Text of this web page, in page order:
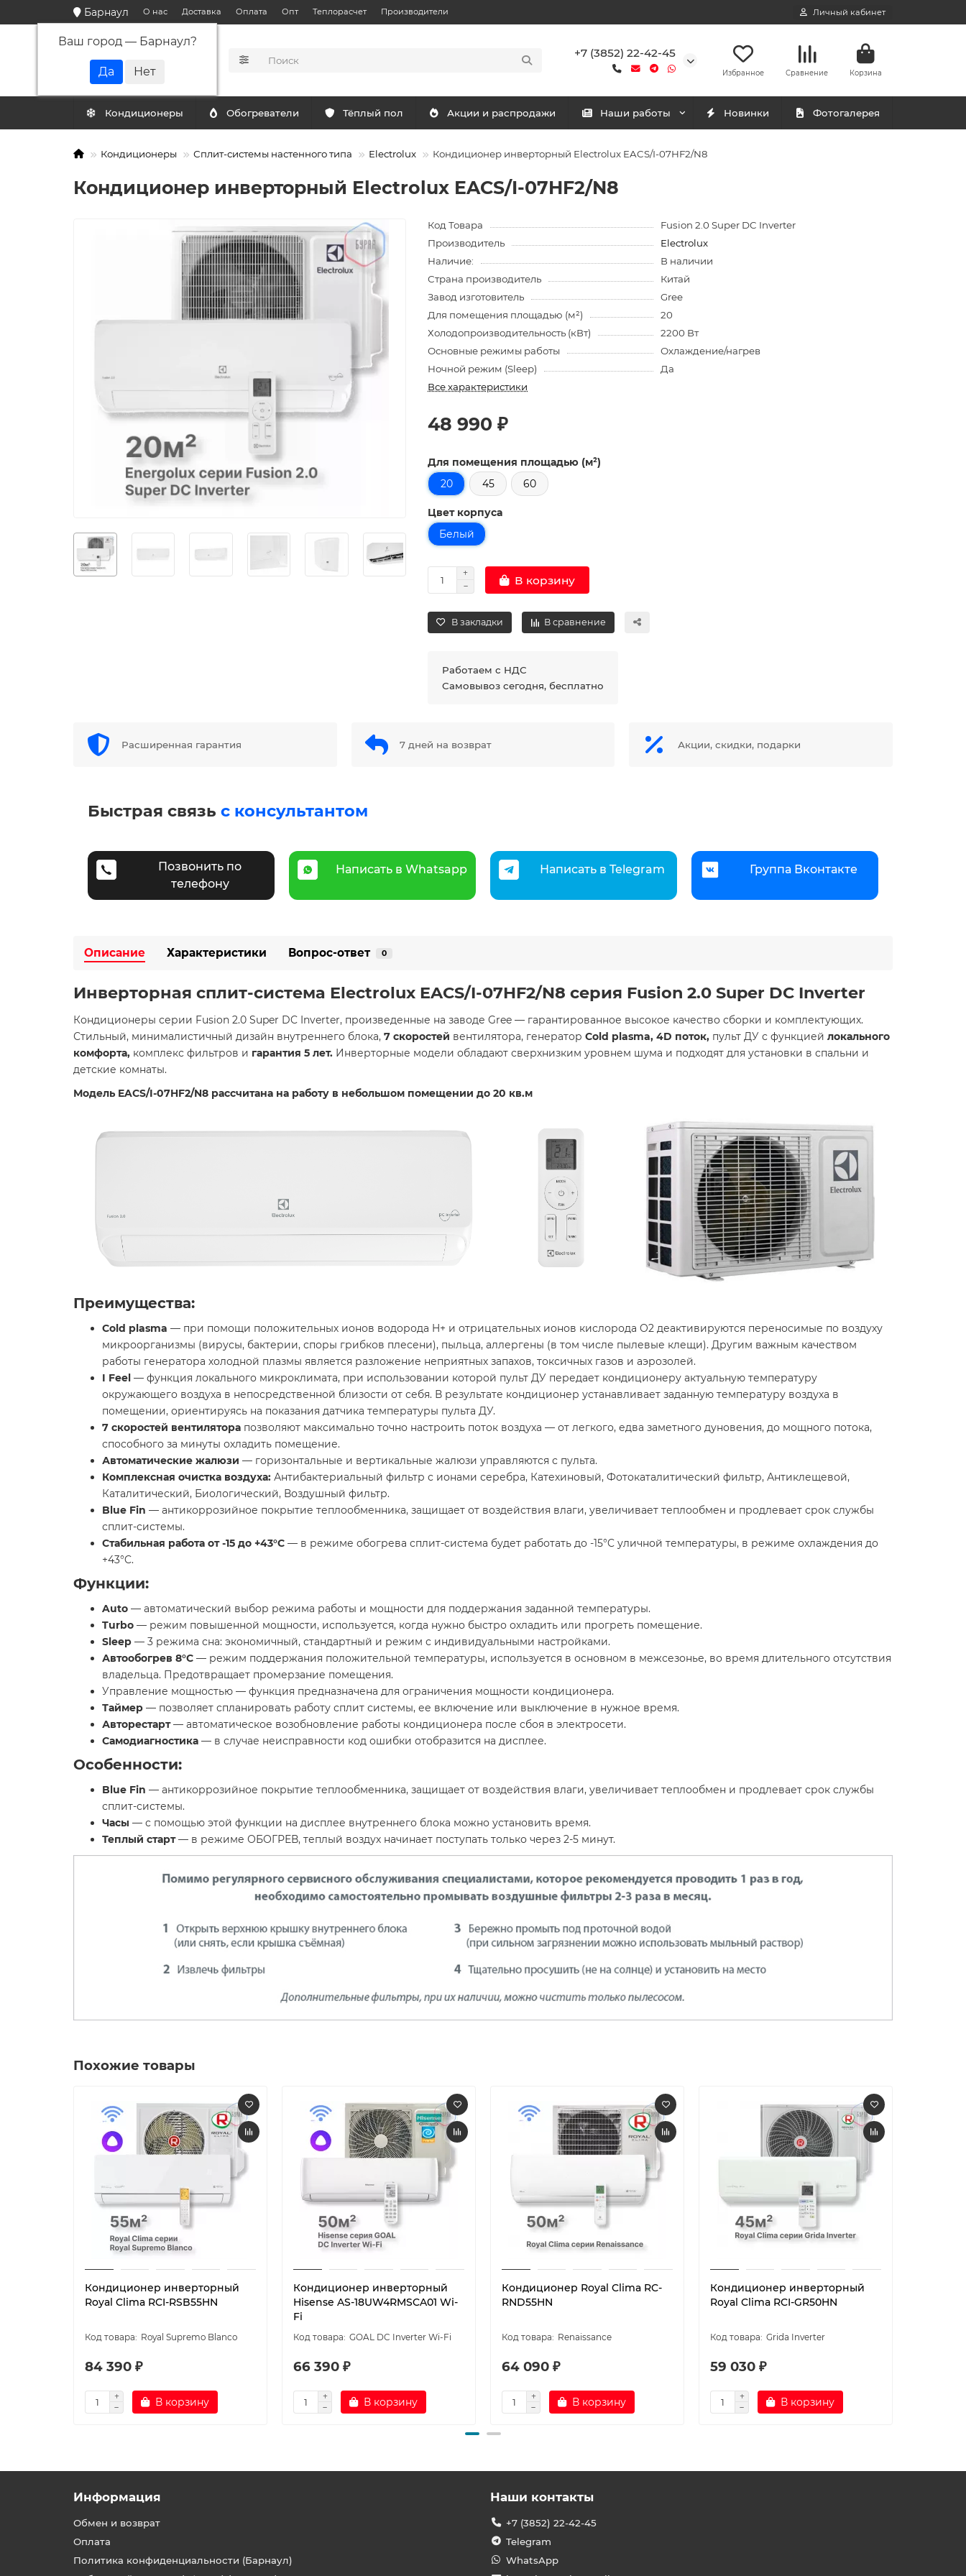
Барнаул
Ваш город — Барнаул?
О нас Доставка Оплата Опт Теплорасчет Производители Личный кабинет
+7 (3852) 22-42-45
Избранное Сравнение Корзина
Кондиционеры Обогреватели Тёплый пол Акции и распродажи Наши работы Новинки Фотогалерея
Кондиционеры Сплит-системы настенного типа Electrolux Кондиционер инверторный Electrolux EACS/I-07HF2/N8
Кондиционер инверторный Electrolux EACS/I-07HF2/N8
Код Товара
Fusion 2.0 Super DC Inverter
Производитель
Electrolux
Наличие:
В наличии
Страна производитель
Китай
Завод изготовитель
Gree
Для помещения площадью (м²)
20
Холодопроизводительность (кВт)
2200 Вт
Основные режимы работы
Охлаждение/нагрев
Ночной режим (Sleep)
Да
Все характеристики
48 990 ₽
Для помещения площадью (м²)
20
45 60
Цвет корпуса
Белый
В корзину
В закладки В сравнение
Работаем с НДС
Самовывоз сегодня, бесплатно
Расширенная гарантия 7 дней на возврат Акции, скидки, подарки
Быстрая связь с консультантом
Позвонить по
телефону
Написать в Whatsapp Написать в Telegram Группа Вконтакте
Описание Характеристики Вопрос-ответ 0
Инверторная сплит-система Electrolux EACS/I-07HF2/N8 серия Fusion 2.0 Super DC Inverter
Кондиционеры серии Fusion 2.0 Super DC Inverter, произведенные на заводе Gree — гарантированное высокое качество сборки и комплектующих.
Стильный, минималистичный дизайн внутреннего блока, 7 скоростей вентилятора, генератор Cold plasma, 4D поток, пульт ДУ с функцией локального
комфорта, комплекс фильтров и гарантия 5 лет. Инверторные модели обладают сверхнизким уровнем шума и подходят для установки в спальни и
детские комнаты.
Модель EACS/I-07HF2/N8 рассчитана на работу в небольшом помещении до 20 кв.м
Преимущества:
Cold plasma — при помощи положительных ионов водорода H+ и отрицательных ионов кислорода O2 деактивируются переносимые по воздуху
микроорганизмы (вирусы, бактерии, споры грибков плесени), пыльца, аллергены (в том числе пылевые клещи). Другим важным качеством
работы генератора холодной плазмы является разложение неприятных запахов, токсичных газов и аэрозолей.
I Feel — функция локального микроклимата, при использовании которой пульт ДУ передает кондиционеру актуальную температуру
окружающего воздуха в непосредственной близости от себя. В результате кондиционер устанавливает заданную температуру воздуха в
помещении, ориентируясь на показания датчика температуры пульта ДУ.
7 скоростей вентилятора позволяют максимально точно настроить поток воздуха — от легкого, едва заметного дуновения, до мощного потока,
способного за минуты охладить помещение.
Автоматические жалюзи — горизонтальные и вертикальные жалюзи управляются с пульта.
Комплексная очистка воздуха: Антибактериальный фильтр с ионами серебра, Катехиновый, Фотокаталитический фильтр, Антиклещевой,
Каталитический, Биологический, Воздушный фильтр.
Blue Fin — антикоррозийное покрытие теплообменника, защищает от воздействия влаги, увеличивает теплообмен и продлевает срок службы
сплит-системы.
Стабильная работа от -15 до +43°C — в режиме обогрева сплит-система будет работать до -15°C уличной температуры, в режиме охлаждения до
+43°C.
Функции:
Auto — автоматический выбор режима работы и мощности для поддержания заданной температуры.
Turbo — режим повышенной мощности, используется, когда нужно быстро охладить или прогреть помещение.
Sleep — 3 режима сна: экономичный, стандартный и режим с индивидуальными настройками.
Автообогрев 8°С — режим поддержания положительной температуры, используется в основном в межсезонье, во время длительного отсутствия
владельца. Предотвращает промерзание помещения.
Управление мощностью — функция предназначена для ограничения мощности кондиционера.
Таймер — позволяет спланировать работу сплит системы, ее включение или выключение в нужное время.
Авторестарт— автоматическое возобновление работы кондиционера после сбоя в электросети.
Самодиагностика — в случае неисправности код ошибки отобразится на дисплее.
Особенности:
Blue Fin — антикоррозийное покрытие теплообменника, защищает от воздействия влаги, увеличивает теплообмен и продлевает срок службы
сплит-системы.
Часы — с помощью этой функции на дисплее внутреннего блока можно установить время.
Теплый старт— в режиме ОБОГРЕВ, теплый воздух начинает поступать только через 2-5 минут.
Похожие товары
Кондиционер инверторный
Royal Clima RCI-RSB55HN
Royal Supremo Blanco
84 390 ₽
В корзину
Кондиционер инверторный
Hisense AS-18UW4RMSCA01 Wi-
Fi
GOAL DC Inverter Wi-Fi
66 390 ₽
В корзину
Кондиционер Royal Clima RC-
RND55HN
Renaissance
64 090 ₽
В корзину
Кондиционер инверторный
Royal Clima RCI-GR50HN
Grida Inverter
59 030 ₽
В корзину
Информация
Обмен и возврат
Оплата
Политика конфиденциальности (Барнаул)
Наши контакты
+7 (3852) 22-42-45
Telegram
WhatsApp